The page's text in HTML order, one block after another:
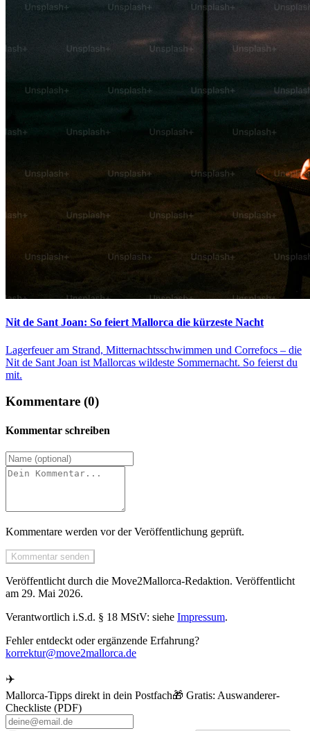
Nit de Sant Joan: So feiert Mallorca die kürzeste Nacht
Lagerfeuer am Strand, Mitternachtsschwimmen und Correfocs – die
Nit de Sant Joan ist Mallorcas wildeste Sommernacht. So feierst du
mit.
Kommentare (0)
Kommentar schreiben
Kommentare werden vor der Veröffentlichung geprüft.
Kommentar senden
Veröffentlicht durch die Move2Mallorca-Redaktion. Veröffentlicht
am 29. Mai 2026.
Verantwortlich i.S.d. § 18 MStV: siehe Impressum.
Fehler entdeckt oder ergänzende Erfahrung?
korrektur@move2mallorca.de
✈️
Mallorca-Tipps direkt in dein Postfach🎁 Gratis: Auswanderer-
Checkliste (PDF)